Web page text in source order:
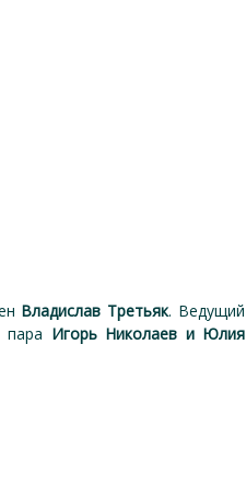
Владислав Третьяк. Ведущий
Игорь Николаев и Юлия